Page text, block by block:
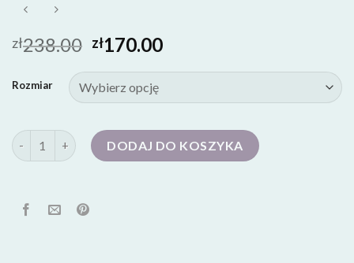
zł238.00 zł170.00
Rozmiar
ilość czółenka damskieDODAJ DO KOSZYKA